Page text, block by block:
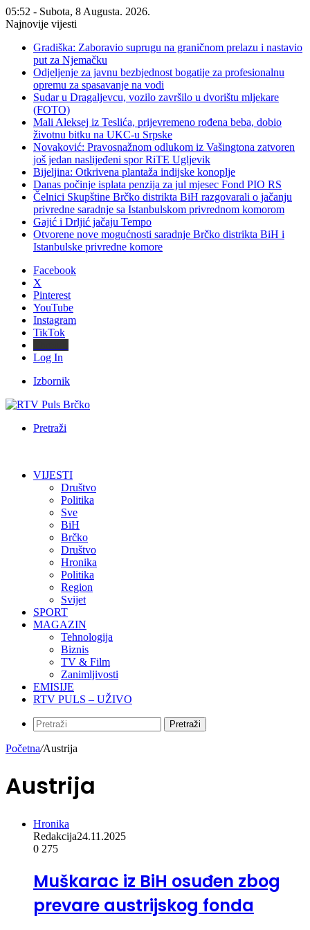
05:52 - Subota, 8 Augusta. 2026.
Najnovije vijesti
Gradiška: Zaboravio suprugu na graničnom prelazu i nastavio
put za Njemačku
Odjeljenje za javnu bezbjednost bogatije za profesionalnu
opremu za spasavanje na vodi
Sudar u Dragaljevcu, vozilo završilo u dvorištu mljekare
(FOTO)
Mali Aleksej iz Teslića, prijevremeno rođena beba, dobio
životnu bitku na UKC-u Srpske
Novaković: Pravosnažnom odlukom iz Vašingtona zatvoren
još jedan naslijeđeni spor RiTE Ugljevik
Bijeljina: Otkrivena plantaža indijske konoplje
Danas počinje isplata penzija za jul mjesec Fond PIO RS
Čelnici Skupštine Brčko distrikta BiH razgovarali o jačanju
privredne saradnje sa Istanbulskom privrednom komorom
Gajić i Drljić jačaju Tempo
Otvorene nove mogućnosti saradnje Brčko distrikta BiH i
Istanbulske privredne komore
Facebook
X
Pinterest
YouTube
Instagram
TikTok
Log In
Izbornik
Pretraži
VIJESTI
Društvo
Politika
Sve
BiH
Brčko
Društvo
Hronika
Politika
Region
Svijet
SPORT
MAGAZIN
Tehnologija
Biznis
TV & Film
Zanimljivosti
EMISIJE
RTV PULS – UŽIVO
Pretraži
Početna/Austrija
Austrija
Hronika
Redakcija24.11.2025
0 275
Muškarac iz BiH osuđen zbog
prevare austrijskog fonda